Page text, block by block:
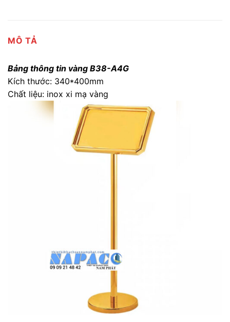
MÔ TẢ
Bảng thông tin vàng B38-A4G
Kích thước: 340*400mm
Chất liệu: inox xi mạ vàng